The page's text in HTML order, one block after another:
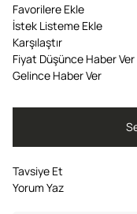
Favorilere Ekle
İstek Listeme Ekle
Karşılaştır
Fiyat Düşünce Haber Ver
Gelince Haber Ver
Tavsiye Et
Yorum Yaz